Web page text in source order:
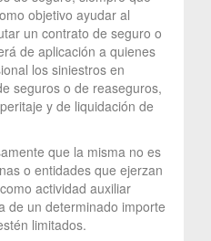
objetivo ayudar al
un contrato de seguro o
de aplicación a quienes
los siniestros en
seguros o de reaseguros,
y de liquidación de
que la misma no es
o entidades que ejerzan
actividad auxiliar
de un determinado importe
limitados.